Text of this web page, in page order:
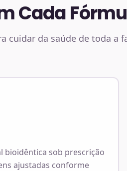
Cada
cuidar da saúde de toda a
bioidêntica sob prescrição
ajustadas conforme